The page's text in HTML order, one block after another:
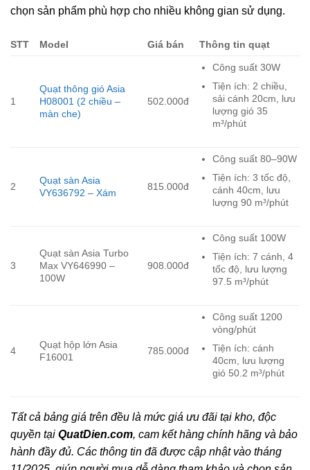
chọn sản phẩm phù hợp cho nhiều không gian sử dụng.
STT Model Giá bán Thông tin quạt
1
Quạt thông gió Asia
H08001 (2 chiều –
màn che)
502.000đ
Công suất 30W
Tiện ích: 2 chiều,
sải cánh 20cm, lưu
lượng gió 35
m³/phút
2
Quạt sàn Asia
VY636792 – Xám
815.000đ
Công suất 80–90W
Tiện ích: 3 tốc độ,
cánh 40cm, lưu
lượng 90 m³/phút
3
Quạt sàn Asia Turbo
Max VY646990 –
100W
908.000đ
Công suất 100W
Tiện ích: 7 cánh, 4
tốc độ, lưu lượng
97.5 m³/phút
4
Quạt hộp lớn Asia
F16001
785.000đ
Công suất 1200
vòng/phút
Tiện ích: cánh
40cm, lưu lượng
gió 50.2 m³/phút
Tất cả bảng giá trên đều là mức giá ưu đãi tại kho, độc
quyền tại QuatDien.com, cam kết hàng chính hãng và bảo
hành đầy đủ. Các thông tin đã được cập nhật vào tháng